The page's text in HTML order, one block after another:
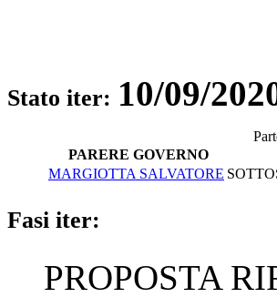
Stato iter: 10/09/
PARERE GOVERNO
MARGIOTTA SALVATORE
Fasi iter:
PROPOSTA